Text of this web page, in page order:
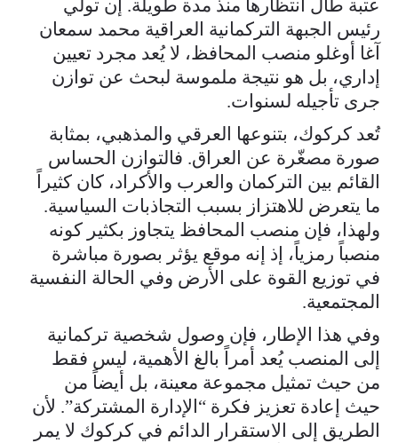
عتبة طال انتظارها منذ مدة طويلة. إن تولّي
رئيس الجبهة التركمانية العراقية محمد سمعان
آغا أوغلو منصب المحافظ، لا يُعد مجرد تعيين
إداري، بل هو نتيجة ملموسة لبحث عن توازن
جرى تأجيله لسنوات.
تُعد كركوك، بتنوعها العرقي والمذهبي، بمثابة
صورة مصغّرة عن العراق. فالتوازن الحساس
القائم بين التركمان والعرب والأكراد، كان كثيراً
ما يتعرض للاهتزاز بسبب التجاذبات السياسية.
ولهذا، فإن منصب المحافظ يتجاوز بكثير كونه
منصباً رمزياً، إذ إنه موقع يؤثر بصورة مباشرة
في توزيع القوة على الأرض وفي الحالة النفسية
المجتمعية.
وفي هذا الإطار، فإن وصول شخصية تركمانية
إلى المنصب يُعد أمراً بالغ الأهمية، ليس فقط
من حيث تمثيل مجموعة معينة، بل أيضاً من
حيث إعادة تعزيز فكرة “الإدارة المشتركة”. لأن
الطريق إلى الاستقرار الدائم في كركوك لا يمر